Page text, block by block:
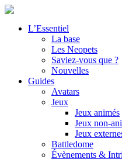
L’Essentiel
La base
Les Neopets
Saviez-vous que ?
Nouvelles
Guides
Avatars
Jeux
Jeux animés
Jeux non-
Jeux
Battledome
Évènements &